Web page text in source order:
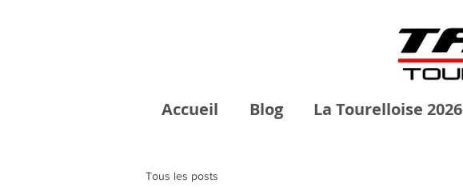
Accueil Blog La Tourelloise 2026
Tous les posts